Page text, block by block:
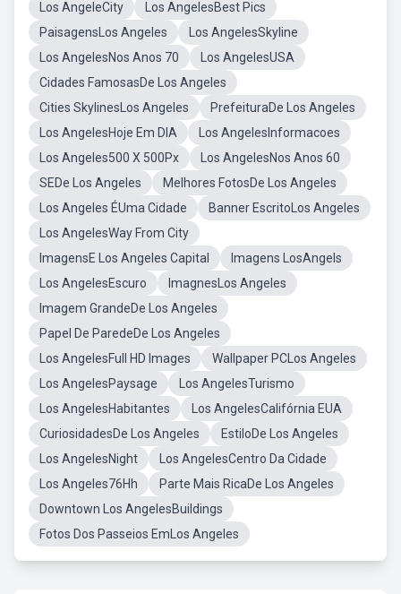
Los AngeleCity
Los AngelesBest Pics
PaisagensLos Angeles
Los AngelesSkyline
Los AngelesNos Anos 70
Los AngelesUSA
Cidades FamosasDe Los Angeles
Cities SkylinesLos Angeles
PrefeituraDe Los Angeles
Los AngelesHoje Em DIA
Los AngelesInformacoes
Los Angeles500 X 500Px
Los AngelesNos Anos 60
SEDe Los Angeles
Melhores FotosDe Los Angeles
Los Angeles ÉUma Cidade
Banner EscritoLos Angeles
Los AngelesWay From City
ImagensE Los Angeles Capital
Imagens LosAngels
Los AngelesEscuro
ImagnesLos Angeles
Imagem GrandeDe Los Angeles
Papel De ParedeDe Los Angeles
Los AngelesFull HD Images
Wallpaper PCLos Angeles
Los AngelesPaysage
Los AngelesTurismo
Los AngelesHabitantes
Los AngelesCalifórnia EUA
CuriosidadesDe Los Angeles
EstiloDe Los Angeles
Los AngelesNight
Los AngelesCentro Da Cidade
Los Angeles76Hh
Parte Mais RicaDe Los Angeles
Downtown Los AngelesBuildings
Fotos Dos Passeios EmLos Angeles